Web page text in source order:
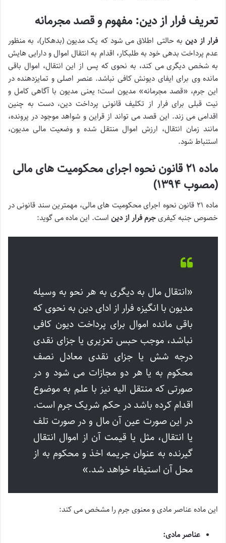
تعریففرار از دین: مفهوم و قصد مجرمانه
فرار از دینبه حالتی اطلاق می شود که یک مدیون (بدهکار)، به منظور
عدم پرداخت بدهی خود به طلبکار، اقدام به انتقال اموال و دارایی هایش
به شخص دیگری می کند، به نحوی که پس از این انتقال، اموال باقی
مانده وی برای ایفای دیونش کافی نباشد. عنصر اصلی و تمایزدهنده در
این جرم، «قصد مجرمانه» مدیون است؛ یعنی مدیون با آگاهی کامل و
نیت قبلی برای فرار از تکلیف قانونی پرداخت دین، دست به چنین
اقدامی می زند. این قصد می تواند از قراین و شواهد موجود در پرونده،
مانند زمان انتقال، ارزش اموال منتقل شده و وضعیت مالی مدیون،
استنباط شود.
ماده ۲۱ قانون نحوه اجرای محکومیت های مالی
(مصوب ۱۳۹۴)
ماده ۲۱ قانون نحوه اجرای محکومیت های مالی، مهمترین سند قانونی در
خصوص جنبه کیفریجرم فرار از دین است. این ماده می گوید:
«انتقال مال به دیگری به هر نحو به وسیله
مدیون با انگیزه فرار از ادای دین به نحوی که
باقی مانده اموال برای پرداخت دیون کافی
نباشد، موجب حبس تعزیری یا جزای نقدی
درجه شش یا جزای نقدی معادل نصف
محکوم به یا هر دو مجازات می شود و در
صورتی که منتقل الیه نیز با علم به موضوع
اقدام کرده باشد در حکم شریک جرم است.
در این صورت عین آن مال و در صورت تلف
یا انتقال، مثل یا قیمت آن از اموال انتقال
گیرنده به عنوان جریمه اخذ و محکوم به از
محل آن استیفاء خواهد شد.»
این ماده عناصر مادی و معنوی جرم را مشخص می کند:
عناصر مادی: